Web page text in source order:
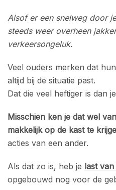
Alsof er een snelweg door
steeds weer overheen
verkeersongeluk.
Veel ouders merken dat
altijd bij de situatie past.
Dat die veel heftiger is dan
Misschien ken je dat wel
makkelijk op de kast te
acties van een ander.
Als dat zo is, heb je last
opgebouwd nog voor de